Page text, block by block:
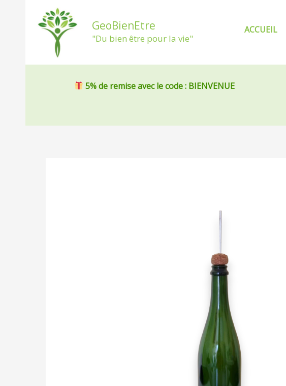
GeoBienEtre
"Du bien être pour la vie"
ACCUEIL
5% de remiseavec le code : BIENVENUE